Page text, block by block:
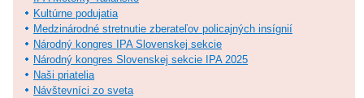
Kultúrne podujatia
Medzinárodné stretnutie zberateľov policajných insígnií
Národný kongres IPA Slovenskej sekcie
Národný kongres Slovenskej sekcie IPA 2025
Naši priatelia
Návštevníci zo sveta